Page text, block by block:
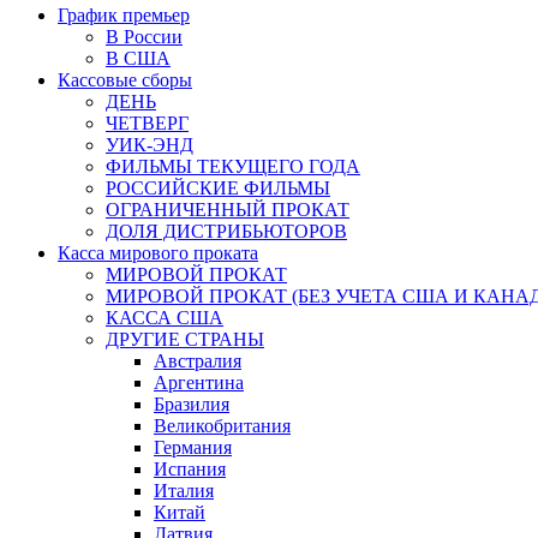
График премьер
В России
В США
Кассовые сборы
ДЕНЬ
ЧЕТВЕРГ
УИК-ЭНД
ФИЛЬМЫ ТЕКУЩЕГО ГОДА
РОССИЙСКИЕ ФИЛЬМЫ
ОГРАНИЧЕННЫЙ ПРОКАТ
ДОЛЯ ДИСТРИБЬЮТОРОВ
Касса мирового проката
МИРОВОЙ ПРОКАТ
МИРОВОЙ ПРОКАТ (БЕЗ УЧЕТА США И
КАССА США
ДРУГИЕ СТРАНЫ
Австралия
Аргентина
Бразилия
Великобритания
Германия
Испания
Италия
Китай
Латвия